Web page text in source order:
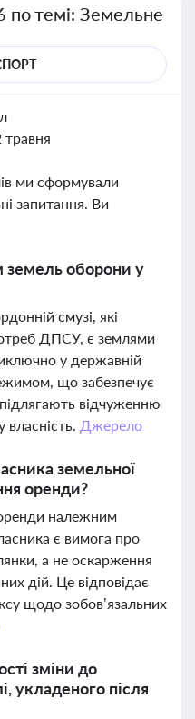
по темі: Земельне
травня
ми сформували
запитання. Ви
оборони у
смузі, які
ДПСУ, є землями
у державній
що забезпечує
відчуженню
Джерело
земельної
оренди?
належним
є вимога про
а не оскарження
дій. Це відповідає
щодо зобов’язальних
зміни до
укладеного після